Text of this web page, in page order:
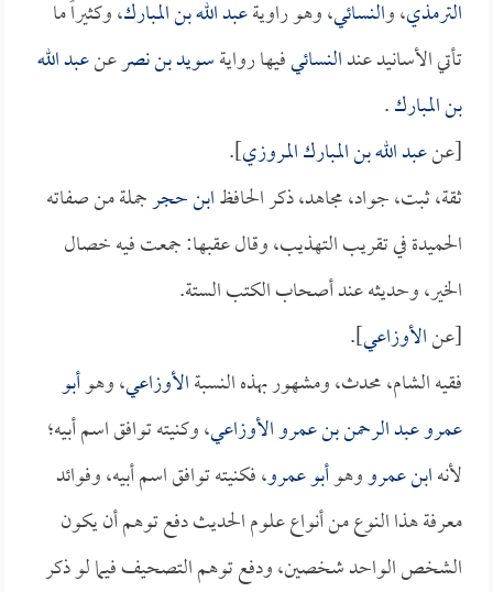
الترمذي، والنسائي، وهو راويةعبد الله بن المبارك، وكثيراً ما
تأتي الأسانيد عندالنسائيفيها روايةسويد بن نصرعنعبد الله
بن المبارك.
[عنعبد الله بن المبارك المروزي].
ثقة، ثبت، جواد، مجاهد، ذكر الحافظابن حجرجملة من صفاته
الحميدة في تقريب التهذيب، وقال عقبها: جمعت فيه خصال
الخير، وحديثه عند أصحاب الكتب الستة.
[عنالأوزاعي].
فقيه الشام، محدث، ومشهور بهذه النسبةالأوزاعي، وهوأبو
عمرو عبد الرحمن بن عمرو الأوزاعي، وكنيته توافق اسم أبيه؛
لأنهابن عمرووهوأبو عمرو، فكنيته توافق اسم أبيه، وفوائد
معرفة هذا النوع من أنواع علوم الحديث دفع توهم أن يكون
الشخص الواحد شخصين، ودفع توهم التصحيف فيما لو ذكر